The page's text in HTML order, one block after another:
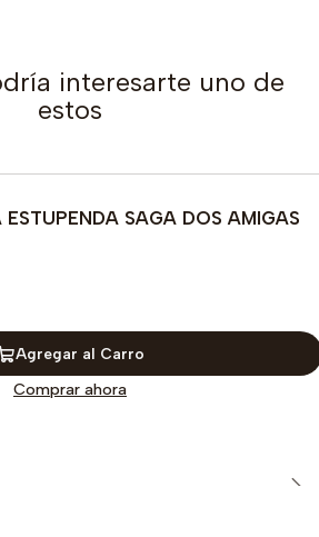
interesarte uno de
estos
SAGA DOS AMIGAS
Agregar al Carro
Comprar ahora